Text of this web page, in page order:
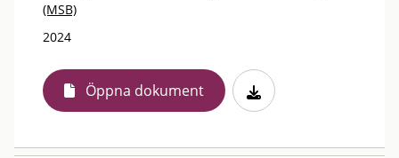
(MSB)
2024
Öppna dokument